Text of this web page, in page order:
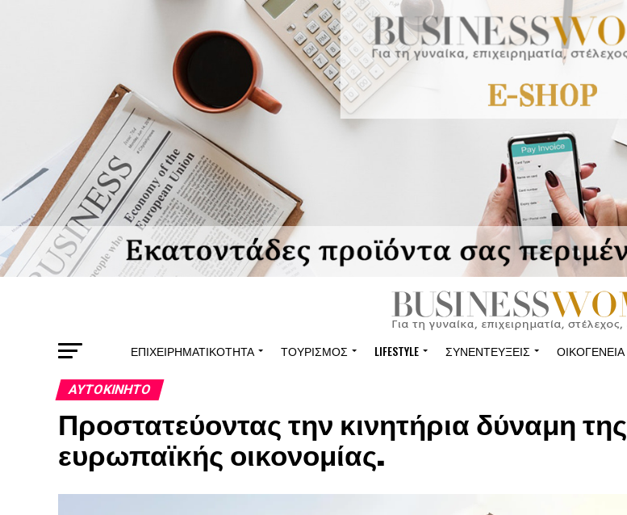
ΕΠΙΧΕΙΡΗΜΑΤΙΚΌΤΗΤΑ ΤΟΥΡΙΣΜΌΣ LIFESTYLE ΣΥΝΕΝΤΕΎΞΕΙΣ ΟΙΚΟΓΈΝΕΙΑ
ΑΥΤΟΚΊΝΗΤΟ
Προστατεύοντας την κινητήρια δύναμη της
ευρωπαϊκής οικονομίας.